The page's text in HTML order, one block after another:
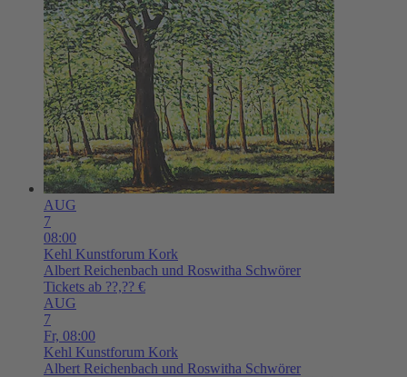
AUG
7
08:00
Kehl Kunstforum Kork
Albert Reichenbach und Roswitha Schwörer
Tickets ab ??,?? €
AUG
7
Fr, 08:00
Kehl Kunstforum Kork
Albert Reichenbach und Roswitha Schwörer